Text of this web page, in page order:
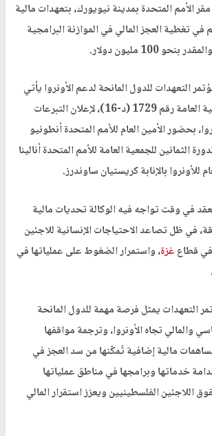
الأمم المتحدة بمدينة نيويورك، بتعهدات مالية
تغطية العجز المالي في الموازنة البرامجية
100 مليون دولار.
التعهدات للدول المانحة لدعم الأونروا يأتي
تماشياً مع قرار الجمعية العامة رقم 1729 (د-16)، لإعلان التبرعات
بحضور الأمين العام للأمم المتحدة أنطونيو
الثمانين للجمعية العامة للأمم المتحدة أنالينا
للأونروا بالإنابة كريستيان ساوندرز.
في وقت تواجه فيه الوكالة تحديات مالية
في ظل تصاعد الاحتياجات الإنسانية للاجئين
قطاعغزة، واستمرار الضغوط على عملياتها في
التعهدات يمثل فرصة مهمة للدول المانحة
والمالي تجاه الأونروا، وترجمة مواقفها
مالية إضافية تُمكّنها من سد العجز في
خدماتها وبرامجها في مناطق عملياتها
اللاجئين الفلسطينيين ويعزز استقرار المالي